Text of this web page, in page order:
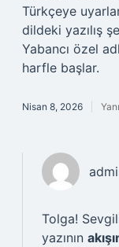
Türkçeye
dildeki yazılış
Yabancı özel
harfle başlar.
Nisan 8, 2026
Tolga!
yazının